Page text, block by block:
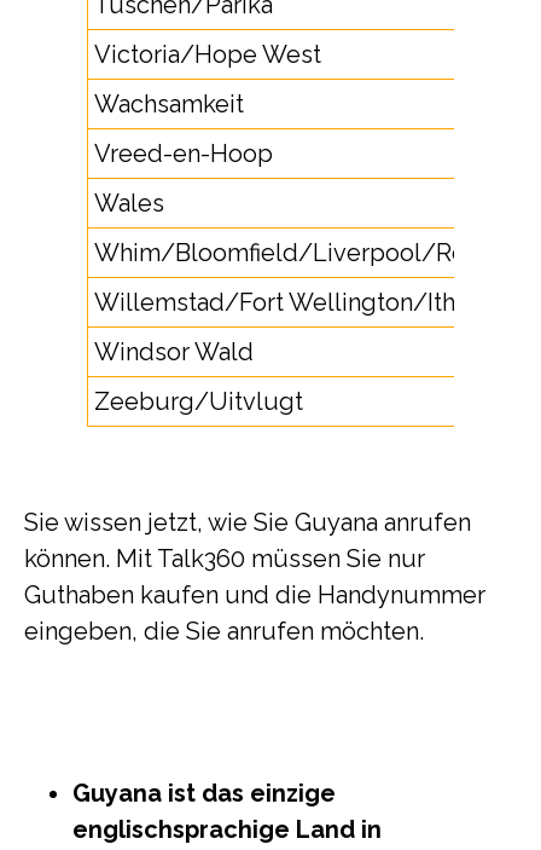
Victoria/Hope West
Wachsamkeit
Vreed-en-Hoop
Wales
Whim/Bloomfield/Liverpool/Rose
Willemstad/Fort Wellington/Ithaka
Windsor Wald
Zeeburg/Uitvlugt
Sie wissen jetzt, wie Sie Guyana anrufen
können. Mit Talk360 müssen Sie nur
Guthaben kaufen und die Handynummer
eingeben, die Sie anrufen möchten.
Guyana ist das einzige
englischsprachige Land in